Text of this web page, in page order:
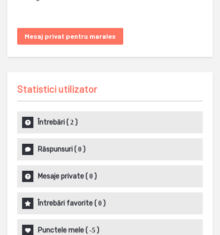
Mesaj privat pentru maralex
Statistici utilizator
Întrebări( 2 )
Răspunsuri( 0 )
Mesaje private( 0 )
Întrebări favorite( 0 )
Punctele mele( -5 )